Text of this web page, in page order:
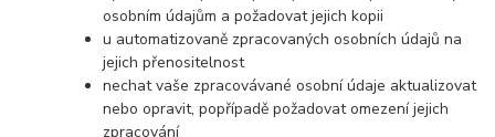
osobním údajům a požadovat jejich kopii
u automatizovaně zpracovaných osobních údajů na
jejich přenositelnost
nechat vaše zpracovávané osobní údaje aktualizovat
nebo opravit, popřípadě požadovat omezení jejich
zpracování